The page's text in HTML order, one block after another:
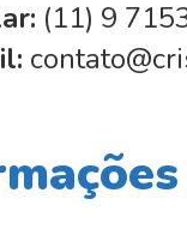
(11) 9